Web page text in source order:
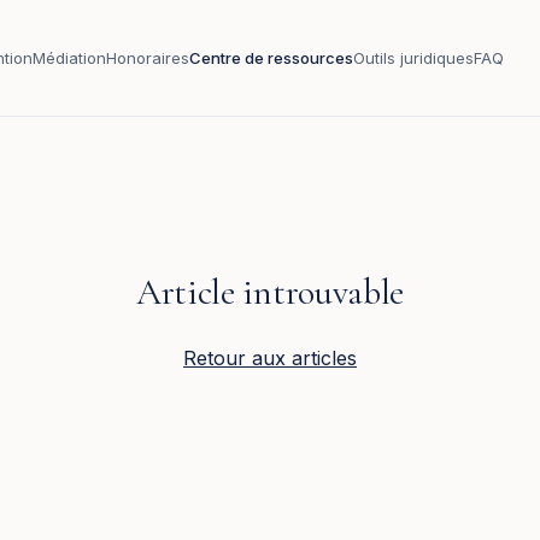
MédiationHonorairesCentre de ressourcesOutils juridiquesFAQ
Article introuvable
Retour aux articles